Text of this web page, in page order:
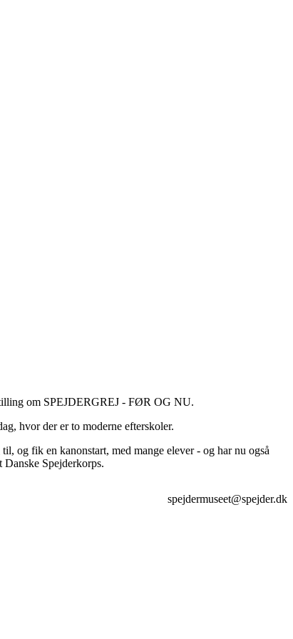
om SPEJDERGREJ - FØR OG NU.
hvor der er to moderne efterskoler.
og fik en kanonstart, med mange elever - og har nu også
Spejderkorps.
spejdermuseet@spejder.dk